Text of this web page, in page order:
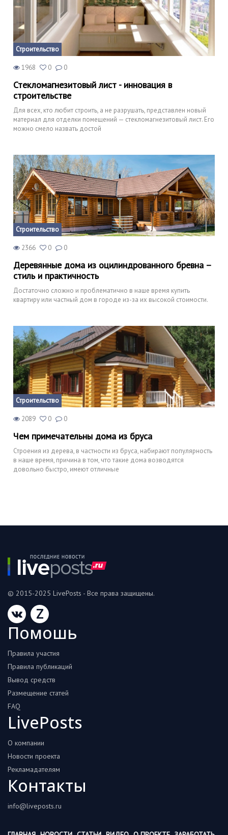
Строительство
1968 0 0
Стекломагнезитовый лист - инновация в
строительстве
Для всех, кто любит строить, а не разрушать, представлен новый
материал для отделки помещений — стекломагнезитовый лист. Его
можно смело назвать достой
Строительство
2366 0 0
Деревянные дома из оцилиндрованного бревна –
стиль и практичность
Достаточно сложно и проблематично в наше время купить
квартиру или частный дом в городе из-за их высокой стоимости.
Строительство
2089 0 0
Чем примечательны дома из бруса
Строения из дерева, в частности из бруса, набирают популярность
в наше время, причина в том, что такие дома возводятся
довольно быстро, имеют отличные
© 2015-2025 LivePosts - Все права защищены.
Z
Помошь
Правила участия
Правила публикаций
Вывод средств
Размещение статей
FAQ
LivePosts
О компании
Новости проекта
Рекламадателям
Контакты
info@liveposts.ru